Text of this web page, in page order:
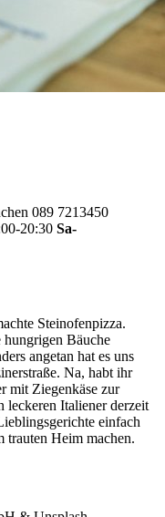
089 7213450
20:30 Sa-
Steinofenpizza.
hungrigen Bäuche
angetan hat es uns
Na, habt ihr
mit Ziegenkäse zur
leckeren Italiener derzeit
einfach
trauten Heim machen.